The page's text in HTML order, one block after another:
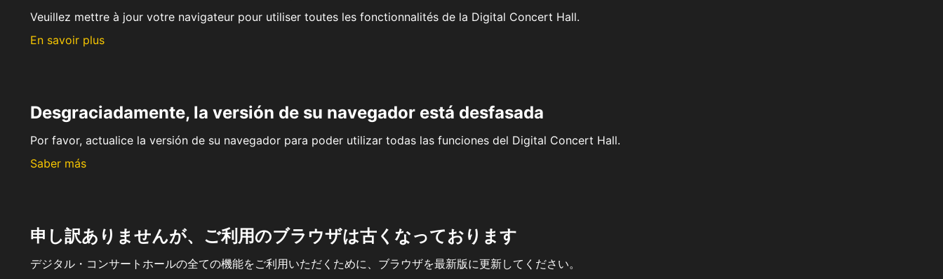
Veuillez mettre à jour votre navigateur pour utiliser toutes les fonctionnalités de la Digital Concert Hall.
En savoir plus
Desgraciadamente, la versión de su navegador está desfasada
Por favor, actualice la versión de su navegador para poder utilizar todas las funciones del Digital Concert Hall.
Saber más
申し訳ありませんが、ご利用のブラウザは古くなっております
デジタル・コンサートホールの全ての機能をご利用いただくために、ブラウザを最新版に更新してください。